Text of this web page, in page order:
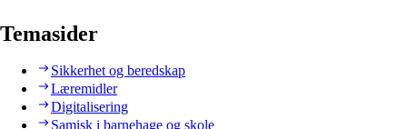
Temasider
Sikkerhet og beredskap
Læremidler
Digitalisering
Samisk i barnehage og skole